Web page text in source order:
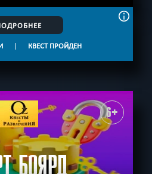
| КВЕСТ ПРОЙДЕН
6+
БОЯРД